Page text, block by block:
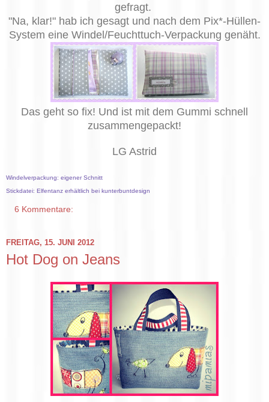
gefragt.
"Na, klar!" hab ich gesagt und nach dem Pix*-Hüllen-
System eine Windel/Feuchttuch-Verpackung genäht.
Das geht so fix! Und ist mit dem Gummi schnell
zusammengepackt!
LG Astrid
Windelverpackung: eigener Schnitt
Stickdatei: Elfentanz erhältlich bei kunterbuntdesign
6 Kommentare:
FREITAG, 15. JUNI 2012
Hot Dog on Jeans